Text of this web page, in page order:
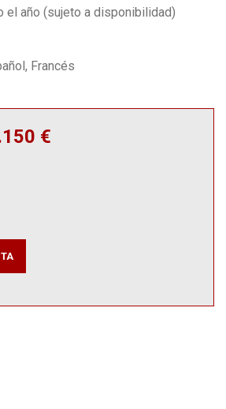
el año (sujeto a disponibilidad)
Francés
€